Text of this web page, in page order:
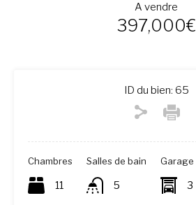
A vendre
397,000€
ID du bien: 65
Chambres
11
Salles de bain
5
Garage
3